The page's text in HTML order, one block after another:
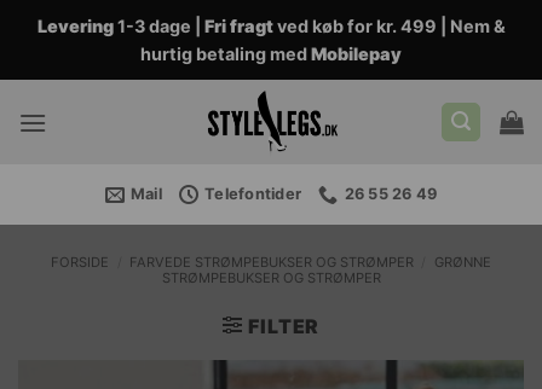
Fortsæt
indhold
Levering1-3 dage | Fri fragtved køb for kr. 499 | Nem &
hurtig betaling medMobilepay
Mail Telefontider 26 55 26 49
FORSIDE FARVEDE STRØMPEBUKSER OG STRØMPER
GRØNNE
STRØMPEBUKSER OG STRØMPER
FILTER